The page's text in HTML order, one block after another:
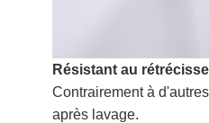
Résistant au
Contrairement à
après lavage.